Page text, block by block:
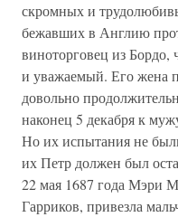
скромных и
бежавших в Англию
виноторговец из Бордо,
и уважаемый. Его жена
довольно
наконец 5 декабря к
Но их испытания не
их Петр должен был
22 мая 1687 года Мэри
Гарриков, привезла